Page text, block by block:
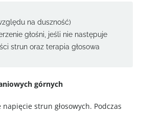
na duszność)
głośni, jeśli nie następuje
strun oraz terapia głosowa
górnych
strun głosowych. Podczas